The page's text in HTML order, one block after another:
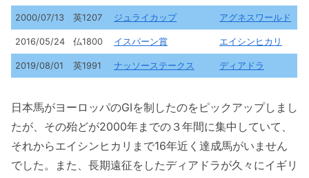
2000/07/13 英1207 ジュライカップ アグネスワールド
2016/05/24 仏1800 イスパーン賞 エイシンヒカリ
2019/08/01 英1991 ナッソーステークス ディアドラ
日本馬がヨーロッパのGIを制したのをピックアップしまし
たが、その殆どが2000年までの３年間に集中していて、
それからエイシンヒカリまで16年近く達成馬がいません
でした。また、長期遠征をしたディアドラが久々にイギリ